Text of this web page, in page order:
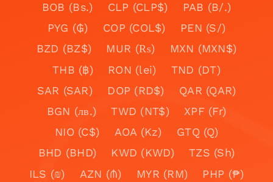
BOB (Bs.)
CLP (CLP$)
PAB (B/.)
PYG (₲)
COP (COL$)
PEN (S/)
BZD (BZ$)
MUR (₨)
MXN (MXN$)
THB (฿)
RON (lei)
TND (DT)
SAR (SAR)
DOP (RD$)
QAR (QAR)
BGN (лв.)
TWD (NT$)
XPF (Fr)
NIO (C$)
AOA (Kz)
GTQ (Q)
BHD (BHD)
KWD (KWD)
TZS (Sh)
ILS (₪)
AZN (₼) MYR (RM)
PHP (₱)